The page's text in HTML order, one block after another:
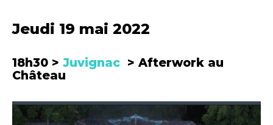
Jeudi 19 mai 2022
18h30 > Juvignac > Afterwork au
Château